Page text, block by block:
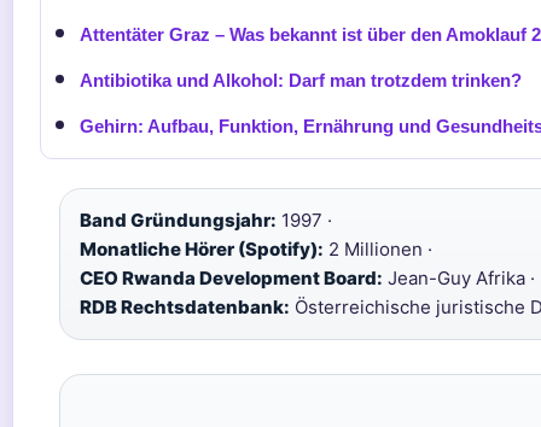
Attentäter Graz – Was bekannt ist über den Amoklauf
Antibiotika und Alkohol: Darf man trotzdem trinken?
Gehirn: Aufbau, Funktion, Ernährung und
Band Gründungsjahr: 1997 ·
Monatliche Hörer (Spotify): 2 Millionen ·
CEO Rwanda Development Board: Jean-Guy Afrika ·
RDB Rechtsdatenbank: Österreichische juristische